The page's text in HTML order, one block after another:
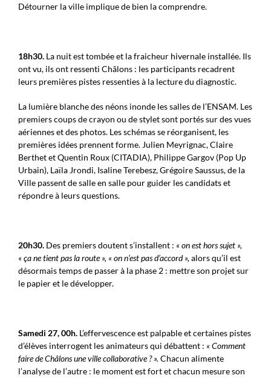
Détourner la ville implique de bien la comprendre.
18h30. La nuit est tombée et la fraicheur hivernale installée. Ils
ont vu, ils ont ressenti Châlons : les participants recadrent
leurs premières pistes ressenties à la lecture du diagnostic.
La lumière blanche des néons inonde les salles de l’ENSAM. Les
premiers coups de crayon ou de stylet sont portés sur des vues
aériennes et des photos. Les schémas se réorganisent, les
premières idées prennent forme. Julien Meyrignac, Claire
Berthet et Quentin Roux (CITADIA), Philippe Gargov (Pop Up
Urbain), Laïla Jrondi, Isaline Terebesz, Grégoire Saussus, de la
Ville passent de salle en salle pour guider les candidats et
répondre à leurs questions.
20h30. Des premiers doutent s’installent : « on est hors sujet »,
« ça ne tient pas la route », « on n’est pas d’accord », alors qu’il est
désormais temps de passer à la phase 2 : mettre son projet sur
le papier et le développer.
Samedi 27, 00h. L’effervescence est palpable et certaines pistes
d’élèves interrogent les animateurs qui débattent : « Comment
faire de Châlons une ville collaborative ? ». Chacun alimente
l’analyse de l’autre : le moment est fort et chacun mesure son